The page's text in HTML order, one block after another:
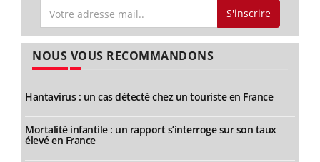
S'inscrire
NOUS VOUS RECOMMANDONS
Hantavirus : un cas détecté chez un touriste en France
Mortalité infantile : un rapport s’interroge sur son taux
élevé en France